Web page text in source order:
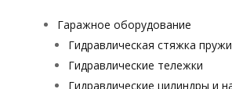
Гаражное оборудование
Гидравлическая стяжка
Гидравлические тележки
Гидравлические цилиндры и